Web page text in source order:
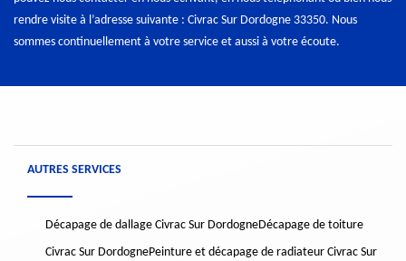
rendre visite à l’adresse suivante : Civrac Sur Dordogne 33350. Nous
sommes continuellement à votre service et aussi à votre écoute.
AUTRES SERVICES
Décapage de dallage Civrac Sur DordogneDécapage de toiture
Civrac Sur DordognePeinture et décapage de radiateur Civrac Sur